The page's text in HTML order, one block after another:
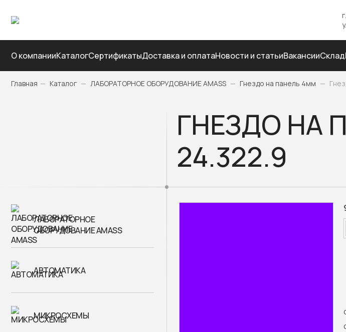
О компанииКаталогСертификатыДоставка и оплатаНовости и статьиВакансииСклад
Главная — Каталог — ЛАБОРАТОРНОЕ ОБОРУДОВАНИЕ AMASS — Гнездо на панель 4мм —
ГНЕЗДО НА
24.322.9
ЛАБОРАТОРНОЕ
ОБОРУДОВАНИЕ AMASS
АВТОМАТИКА
МИКРОСХЕМЫ